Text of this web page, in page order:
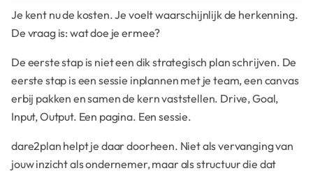
Je kent nu de kosten. Je voelt waarschijnlijk de herkenning.
De vraag is: wat doe je ermee?
De eerste stap is niet een dik strategisch plan schrijven. De
eerste stap is een sessie inplannen met je team, een canvas
erbij pakken en samen de kern vaststellen. Drive, Goal,
Input, Output. Een pagina. Een sessie.
dare2plan helpt je daar doorheen. Niet als vervanging van
jouw inzicht als ondernemer, maar als structuur die dat